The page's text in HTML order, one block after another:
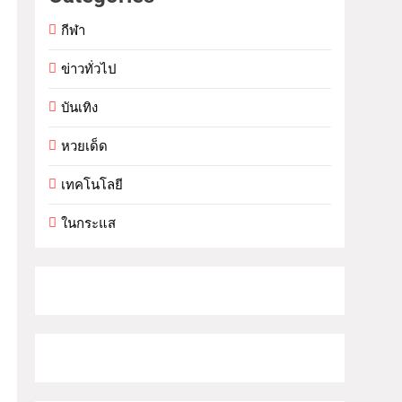
กีฬา
ข่าวทั่วไป
บันเทิง
หวยเด็ด
เทคโนโลยี
ในกระแส